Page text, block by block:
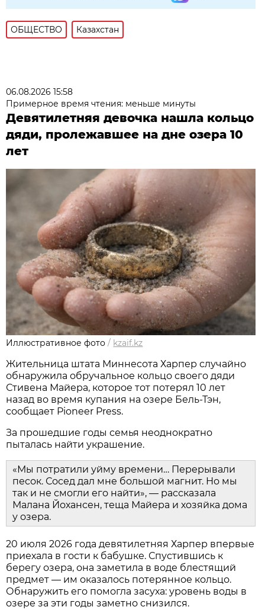
ОБЩЕСТВО Казахстан
06.08.2026 15:58
Примерное время чтения: меньше минуты
Девятилетняя девочка нашла кольцо
дяди, пролежавшее на дне озера 10
лет
Иллюстративное фото / kzaif.kz
Жительница штата Миннесота Харпер случайно
обнаружила обручальное кольцо своего дяди
Стивена Майера, которое тот потерял 10 лет
назад во время купания на озере Бель-Тэн,
сообщает Pioneer Press.
За прошедшие годы семья неоднократно
пыталась найти украшение.
«Мы потратили уйму времени… Перерывали
песок. Сосед дал мне большой магнит. Но мы
так и не смогли его найти», — рассказала
Малана Йохансен, теща Майера и хозяйка дома
у озера.
20 июля 2026 года девятилетняя Харпер впервые
приехала в гости к бабушке. Спустившись к
берегу озера, она заметила в воде блестящий
предмет — им оказалось потерянное кольцо.
Обнаружить его помогла засуха: уровень воды в
озере за эти годы заметно снизился.